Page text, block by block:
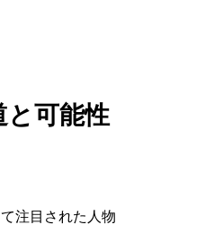
と可能性
注目された人物